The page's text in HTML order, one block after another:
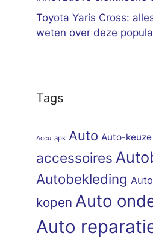
Toyota Yaris Cross:
weten over deze
Tags
Accu apk Auto Auto-keuze
accessoires
Autobekleding
kopen Auto
Auto